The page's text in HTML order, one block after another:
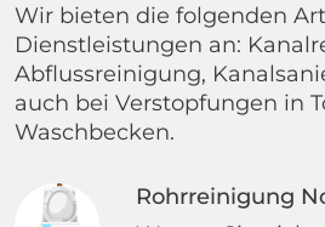
Wir bieten die folgenden
Dienstleistungen an:
Abflussreinigung,
auch bei Verstopfungen in
Waschbecken.
Rohrreinigung